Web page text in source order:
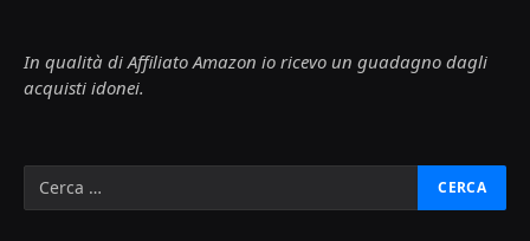
In qualità di Affiliato Amazon io ricevo un guadagno dagli
acquisti idonei.